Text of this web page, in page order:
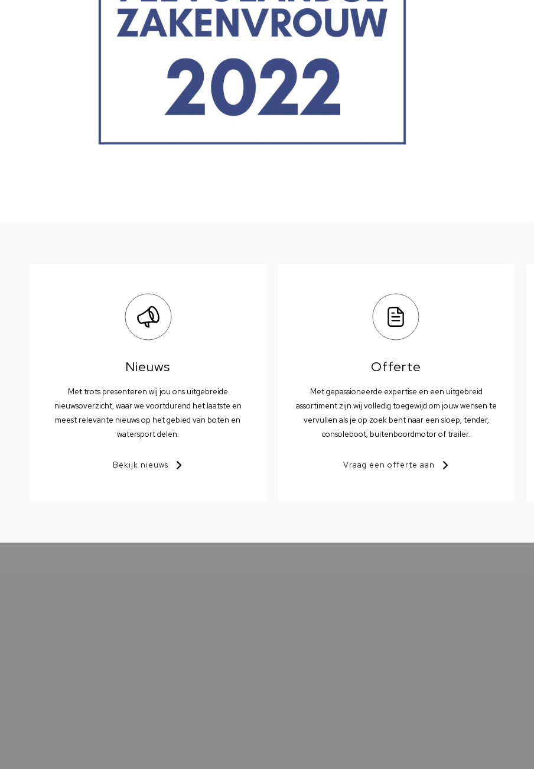
Nieuws
Met trots presenteren wij jou ons uitgebreide
nieuwsoverzicht, waar we voortdurend het laatste en
meest relevante nieuws op het gebied van boten en
watersport delen.
Bekijk nieuws
Offerte
Met gepassioneerde expertise en een uitgebreid
assortiment zijn wij volledig toegewijd om jouw wensen te
vervullen als je op zoek bent naar een sloep, tender,
consoleboot, buitenboordmotor of trailer.
Vraag een offerte aan